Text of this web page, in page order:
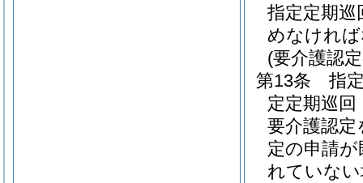
指定定期巡
めなけれ
(要介護認
第13条
指
定定期巡
要介護認
定の申請
れていな